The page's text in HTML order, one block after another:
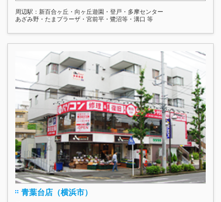
周辺駅：新百合ヶ丘・向ヶ丘遊園・登戸・多摩センター
あざみ野・たまプラーザ・宮前平・鷺沼等・溝口 等
青葉台店（横浜市）